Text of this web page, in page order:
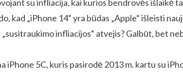
su infliacija, kai kurios bendrovės išlaikė
kad „iPhone 14“ yra būdas „Apple“ išleisti
infliacijos“ atvejis? Galbūt, bet
iPhone 5C, kuris pasirodė 2013 m. kartu su